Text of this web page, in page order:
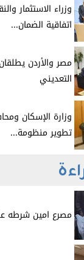
​وزراء الاستثمار
اتفاقية الضمان...
​مصر والأردن
التعديني
وزارة الإسكان
تطوير منظومة...
مصرع امين شرطه